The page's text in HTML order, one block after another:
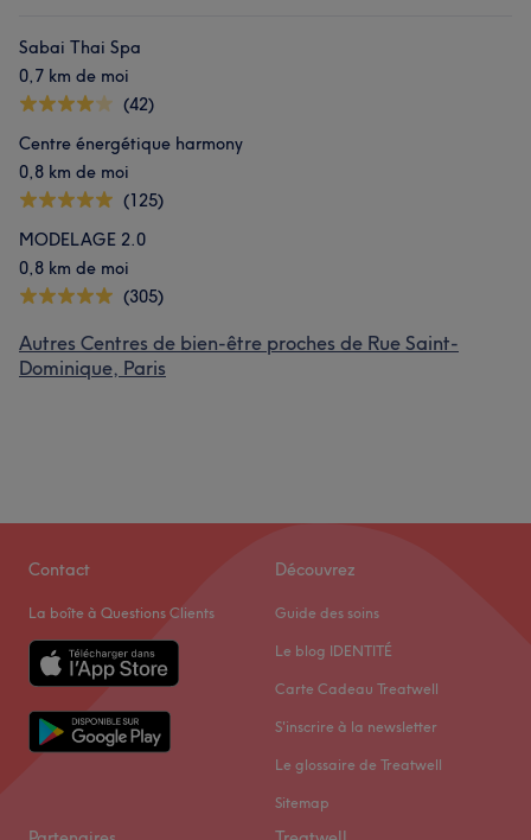
Sabai Thai Spa
0,7 km de moi
(42)
Centre énergétique harmony
0,8 km de moi
(125)
MODELAGE 2.0
0,8 km de moi
(305)
Autres Centres de bien-être proches de Rue Saint-
Dominique, Paris
Contact
La boîte à Questions Clients
Découvrez
Guide des soins
Le blog IDENTITÉ
Carte Cadeau Treatwell
S'inscrire à la newsletter
Le glossaire de Treatwell
Sitemap